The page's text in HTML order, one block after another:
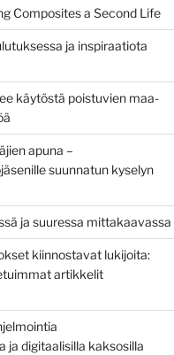
Composites a Second Life
ja inspiraatiota
käytöstä poistuvien maa-
apuna –
suunnatun kyselyn
ja suuressa mittakaavassa
kiinnostavat lukijoita:
artikkelit
ja digitaalisilla kaksosilla